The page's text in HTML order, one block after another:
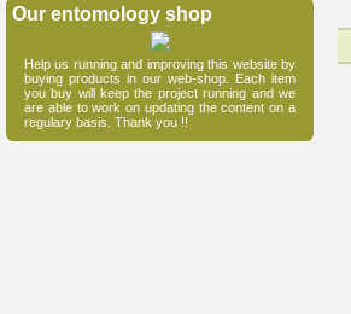
Our entomology shop
Help us running and improving this website by
buying products in our web-shop. Each item
you buy will keep the project running and we
are able to work on updating the content on a
regulary basis. Thank you !!